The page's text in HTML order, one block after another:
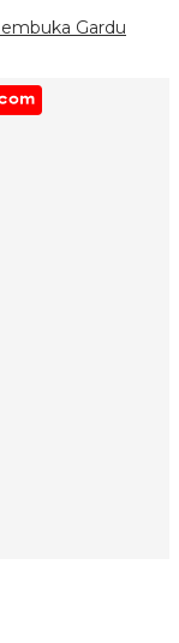
Gardu